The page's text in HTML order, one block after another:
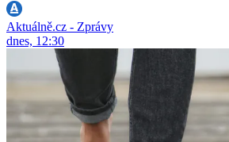
Aktuálně.cz - Zprávy
dnes, 12:30